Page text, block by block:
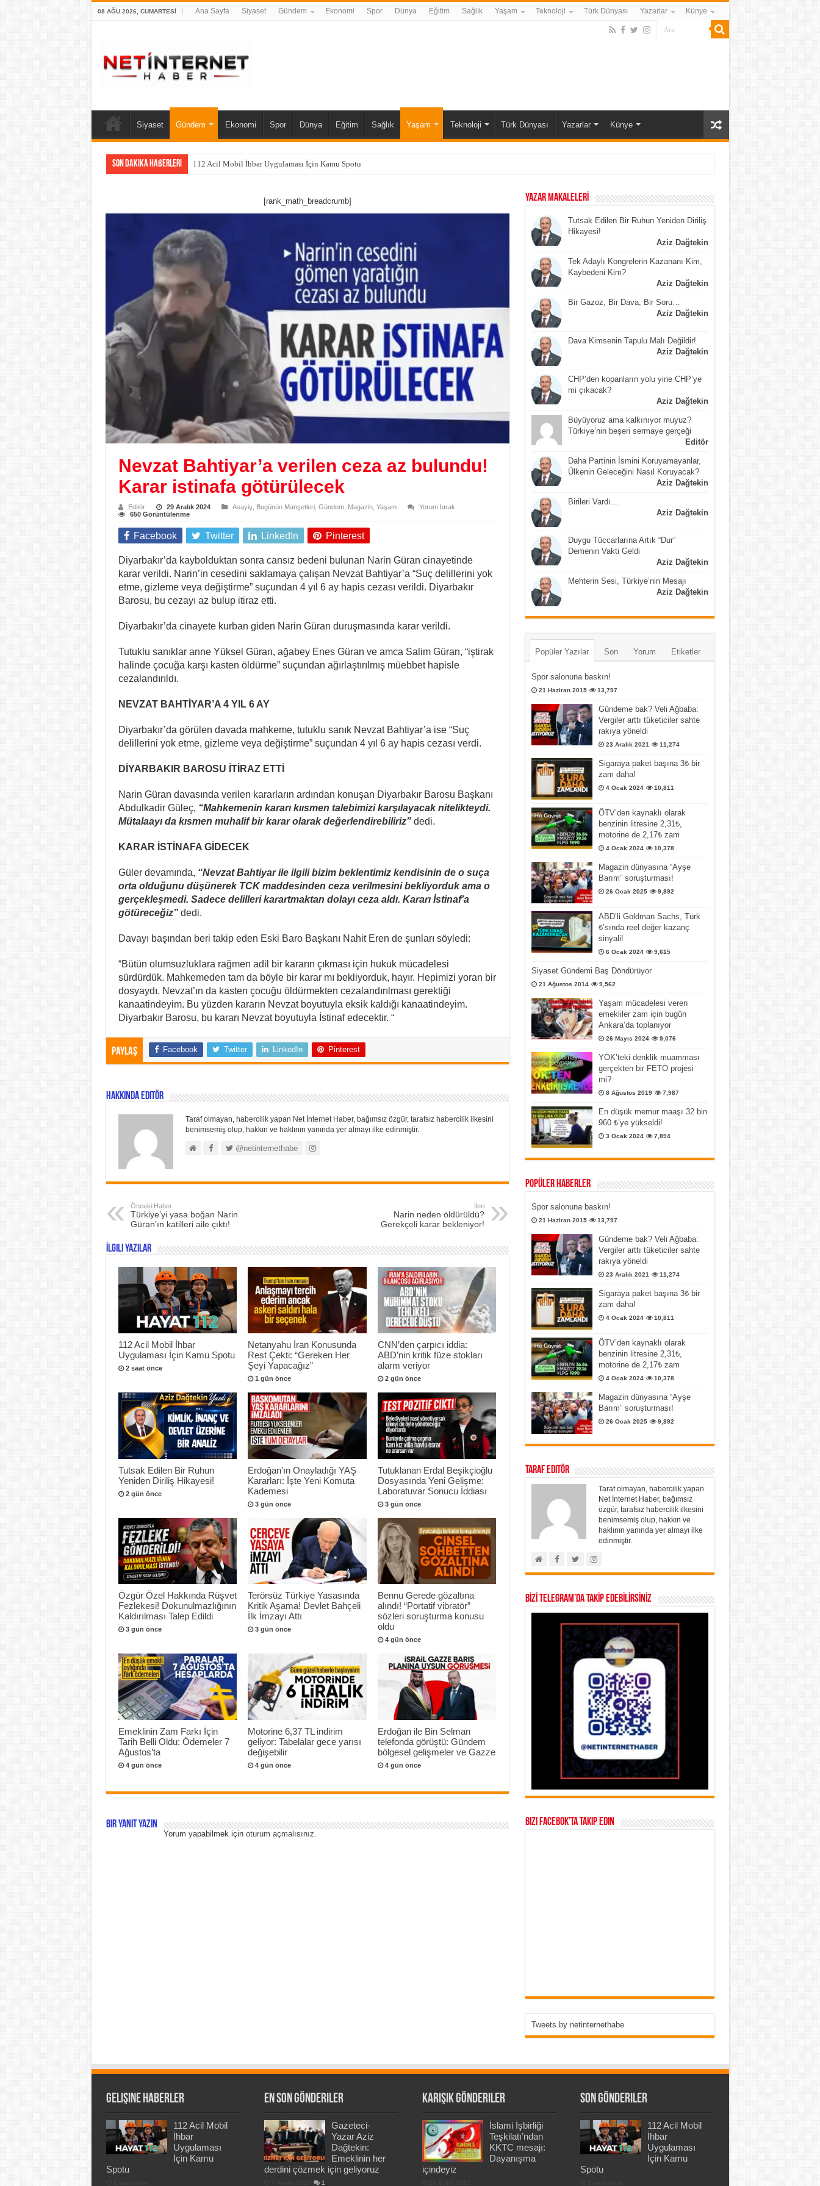
08 AĞU 2026, CUMARTESI Ana Sayfa Siyaset Gündem Ekonomi Spor Dünya Eğitim Sağlık Yaşam Teknoloji Türk Dünyası Yazarlar Künye
Siyaset Gündem Ekonomi Spor Dünya Eğitim Sağlık Yaşam Teknoloji Türk Dünyası Yazarlar Künye
Son Dakika Haberleri 112 Acil Mobil İhbar Uygulaması İçin Kamu Spotu
[rank_math_breadcrumb]
Nevzat Bahtiyar’a verilen ceza az bulundu!
Karar istinafa götürülecek
Editör 29 Aralık 2024 Asayiş Bugünün Manşetleri, Gündem, Magazin, Yaşam
Yorum bırak
650 Görüntülenme
Facebook Twitter LinkedIn Pinterest
Diyarbakır’da kaybolduktan sonra cansız bedeni bulunan Narin Güran cinayetinde
karar verildi. Narin’in cesedini saklamaya çalışan Nevzat Bahtiyar’a “Suç delillerini yok
etme, gizleme veya değiştirme​” suçundan 4 yıl 6 ay hapis cezası verildi. Diyarbakır
Barosu, bu cezayı az bulup itiraz etti.
Diyarbakır’da cinayete kurban giden Narin Güran duruşmasında karar verildi.
Tutuklu sanıklar anne Yüksel Güran, ağabey Enes Güran ve amca Salim Güran, “iştirak
halinde çocuğa karşı kasten öldürme” suçundan ağırlaştırılmış müebbet hapisle
cezalandırıldı.
NEVZAT BAHTİYAR’A 4 YIL 6 AY
Diyarbakır’da görülen davada mahkeme, tutuklu sanık Nevzat Bahtiyar’a ise “Suç
delillerini yok etme, gizleme veya değiştirme​” suçundan 4 yıl 6 ay hapis cezası verdi.
DİYARBAKIR BAROSU İTİRAZ ETTİ
Narin Güran davasında verilen kararların ardından konuşan Diyarbakır Barosu Başkanı
Abdulkadir Güleç, “Mahkemenin kararı kıısmen talebimizi karşılayacak nitelikteydi.
Mütalaayı da kısmen muhalif bir karar olarak değerlendirebiliriz” dedi.
KARAR İSTİNAFA GİDECEK
Güler devamında, “Nevzat Bahtiyar ile ilgili bizim beklentimiz kendisinin de o suça
orta olduğunu düşünerek TCK maddesinden ceza verilmesini bekliyorduk ama o
gerçekleşmedi. Sadece delilleri karartmaktan dolayı ceza aldı. Kararı İstinaf’a
götüreceğiz”dedi.
Davayı başından beri takip eden Eski Baro Başkanı Nahit Eren de şunları söyledi:
“Bütün olumsuzluklara rağmen adil bir kararın çıkması için hukuk mücadelesi
sürdürdük. Mahkemeden tam da böyle bir karar mı bekliyorduk, hayır. Hepimizi yoran bir
dosyaydı. Nevzat’ın da kasten çocuğu öldürmekten cezalandırılması gerektiği
kanaatindeyim. Bu yüzden kararın Nevzat boyutuyla eksik kaldığı kanaatindeyim.
Diyarbakır Barosu, bu kararı Nevzat boyutuyla İstinaf edecektir. “
Paylaş Facebook Twitter LinkedIn Pinterest
Hakkında Editör
Taraf olmayan, habercilik yapan Net İnternet Haber, bağımsız özgür, tarafsız habercilik ilkesini
benimsemiş olup, hakkın ve haklının yanında yer almayı ilke edinmiştir.
@netinternethabe
Önceki Haber
Türkiye’yi yasa boğan Narin
Güran’ın katilleri aile çıktı!
İleri
Narin neden öldürüldü?
Gerekçeli karar bekleniyor!
İlgili Yazılar
112 Acil Mobil İhbar
Uygulaması İçin Kamu Spotu
2 saat önce
Netanyahu İran Konusunda
Rest Çekti: “Gereken Her
Şeyi Yapacağız”
1 gün önce
CNN’den çarpıcı iddia:
ABD’nin kritik füze stokları
alarm veriyor
2 gün önce
Tutsak Edilen Bir Ruhun
Yeniden Diriliş Hikayesi!
2 gün önce
Erdoğan’ın Onayladığı YAŞ
Kararları: İşte Yeni Komuta
Kademesi
3 gün önce
Tutuklanan Erdal Beşikçioğlu
Dosyasında Yeni Gelişme:
Laboratuvar Sonucu İddiası
3 gün önce
Özgür Özel Hakkında Rüşvet
Fezlekesi! Dokunulmazlığının
Kaldırılması Talep Edildi
3 gün önce
Terörsüz Türkiye Yasasında
Kritik Aşama! Devlet Bahçeli
İlk İmzayı Attı
3 gün önce
Bennu Gerede gözaltına
alındı! “Portatif vibratör”
sözleri soruşturma konusu
oldu
4 gün önce
Emeklinin Zam Farkı İçin
Tarih Belli Oldu: Ödemeler 7
Ağustos’ta
4 gün önce
Motorine 6,37 TL indirim
geliyor: Tabelalar gece yarısı
değişebilir
4 gün önce
Erdoğan ile Bin Selman
telefonda görüştü: Gündem
bölgesel gelişmeler ve Gazze
4 gün önce
Bir yanıt yazın
Yorum yapabilmek için oturum açmalısınız.
YAZAR MAKALELERİ
Tutsak Edilen Bir Ruhun Yeniden Diriliş
Hikayesi!
Aziz Dağtekin
Tek Adaylı Kongrelerin Kazananı Kim,
Kaybedeni Kim?
Aziz Dağtekin
Bir Gazoz, Bir Dava, Bir Soru…
Aziz Dağtekin
Dava Kimsenin Tapulu Malı Değildir!
Aziz Dağtekin
CHP’den kopanların yolu yine CHP’ye
mi çıkacak?
Aziz Dağtekin
Büyüyoruz ama kalkınıyor muyuz?
Türkiye’nin beşeri sermaye gerçeği
Editör
Daha Partinin İsmini Koruyamayanlar,
Ülkenin Geleceğini Nasıl Koruyacak?
Aziz Dağtekin
Birileri Vardı…
Aziz Dağtekin
Duygu Tüccarlarına Artık “Dur”
Demenin Vakti Geldi
Aziz Dağtekin
Mehterin Sesi, Türkiye’nin Mesajı
Aziz Dağtekin
Popüler Yazılar Son Yorum Etiketler
Spor salonuna baskın!
21 Haziran 2015 13,797
Gündeme bak? Veli Ağbaba:
Vergiler arttı tüketiciler sahte
rakıya yöneldi
23 Aralık 2021 11,274
Sigaraya paket başına 3₺ bir
zam daha!
4 Ocak 2024 10,811
ÖTV’den kaynaklı olarak
benzinin litresine 2,31₺,
motorine de 2,17₺ zam
4 Ocak 2024 10,378
Magazin dünyasına “Ayşe
Barım” soruşturması!
26 Ocak 2025 9,892
ABD’li Goldman Sachs, Türk
₺’sında reel değer kazanç
sinyali!
6 Ocak 2024 9,615
Siyaset Gündemi Baş Döndürüyor
21 Ağustos 2014 9,562
Yaşam mücadelesi veren
emekliler zam için bugün
Ankara’da toplanıyor
26 Mayıs 2024 9,076
YÖK’teki denklik muamması
gerçekten bir FETÖ projesi
mi?
8 Ağustos 2019 7,987
En düşük memur maaşı 32 bin
960 ₺’ye yükseldi!
3 Ocak 2024 7,894
Popüler Haberler
Spor salonuna baskın!
21 Haziran 2015 13,797
Gündeme bak? Veli Ağbaba:
Vergiler arttı tüketiciler sahte
rakıya yöneldi
23 Aralık 2021 11,274
Sigaraya paket başına 3₺ bir
zam daha!
4 Ocak 2024 10,811
ÖTV’den kaynaklı olarak
benzinin litresine 2,31₺,
motorine de 2,17₺ zam
4 Ocak 2024 10,378
Magazin dünyasına “Ayşe
Barım” soruşturması!
26 Ocak 2025 9,892
Taraf Editör
Taraf olmayan, habercilik yapan
Net İnternet Haber, bağımsız
özgür, tarafsız habercilik ilkesini
benimsemiş olup, hakkın ve
haklının yanında yer almayı ilke
edinmiştir.
BİZİ TELEGRAM’DA TAKİP EDEBİLİRSİNİZ
Bizi Facebok’ta takip edin
Tweets by netinternethabe
Gelişine Haberler
112 Acil Mobil
İhbar
Uygulaması
İçin Kamu
Spotu
En Son Gönderiler
Gazeteci-
Yazar Aziz
Dağtekin:
Emeklinin her
derdini çözmek için geliyoruz
1
Karışık Gönderiler
İslami İşbirliği
Teşkilatı’ndan
KKTC mesajı:
Dayanışma
içindeyiz
Son Gönderiler
112 Acil Mobil
İhbar
Uygulaması
İçin Kamu
Spotu